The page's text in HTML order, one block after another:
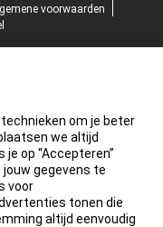
voorwaarden
om je beter
we altijd
op “Accepteren”
gegevens te
voor
tonen die
altijd eenvoudig